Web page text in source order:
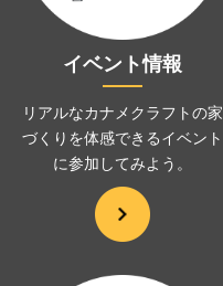
イベント情報
リアルなカナメクラフトの家
づくりを体感できるイベント
に参加してみよう。